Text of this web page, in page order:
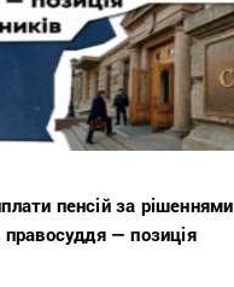
пенсій за
правосуддя — позиція